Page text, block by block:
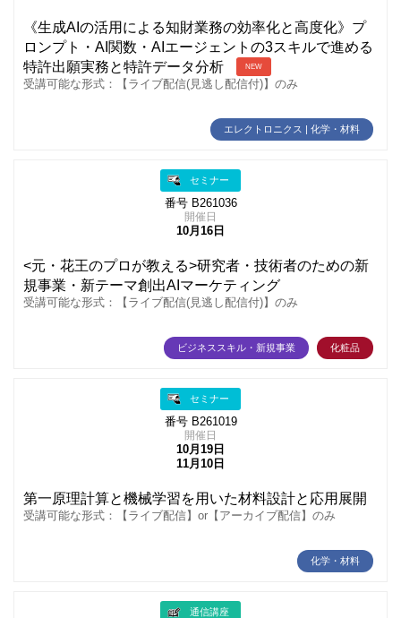
《生成AIの活用による知財業務の効率化と高度化》プ
ロンプト・AI関数・AIエージェントの3スキルで進める
特許出願実務と特許データ分析
NEW
受講可能な形式：【ライブ配信(見逃し配信付)】のみ
エレクトロニクス | 化学・材料
セミナー
番号 B261036
開催日
10月16日
<元・花王のプロが教える>研究者・技術者のための新
規事業・新テーマ創出AIマーケティング
受講可能な形式：【ライブ配信(見逃し配信付)】のみ
ビジネススキル・新規事業 化粧品
セミナー
番号 B261019
開催日
10月19日
11月10日
第一原理計算と機械学習を用いた材料設計と応用展開
受講可能な形式：【ライブ配信】or【アーカイブ配信】のみ
化学・材料
通信講座